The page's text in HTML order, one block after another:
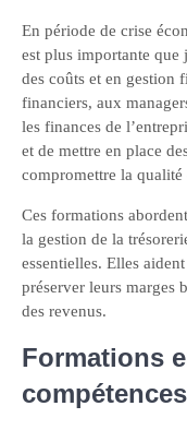
En période de crise
est plus importante que
des coûts et en gestion
financiers, aux
les finances de
et de mettre en place
compromettre la
Ces formations
la gestion de la
essentielles. Elles
préserver leurs marges
des revenus.
Formations